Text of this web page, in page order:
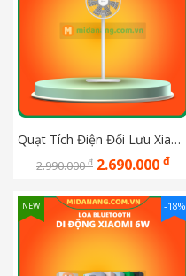
Quạt Tích Điện Đối Lưu Xiaomi Lifeite Bản quốc tế
2.990.000đ 2.690.000 đ
-18%
NEW